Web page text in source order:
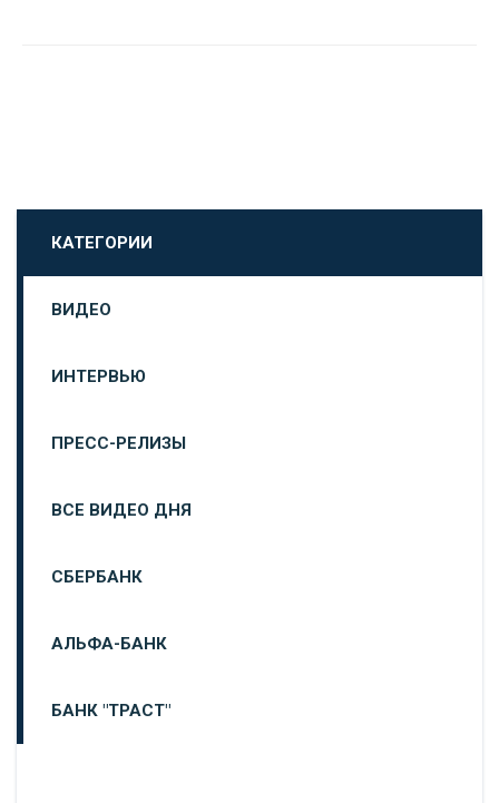
КАТЕГОРИИ
ВИДЕО
ИНТЕРВЬЮ
ПРЕСС-РЕЛИЗЫ
ВСЕ ВИДЕО ДНЯ
СБЕРБАНК
АЛЬФА-БАНК
БАНК "ТРАСТ"